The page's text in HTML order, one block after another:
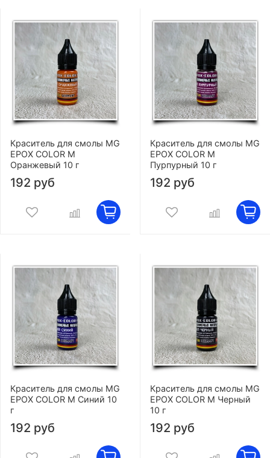
Краситель для смолы MG
EPOX COLOR M
Оранжевый 10 г
192 руб
Краситель для смолы MG
EPOX COLOR M
Пурпурный 10 г
192 руб
Краситель для смолы MG
EPOX COLOR M Синий 10
г
192 руб
Краситель для смолы MG
EPOX COLOR M Черный
10 г
192 руб